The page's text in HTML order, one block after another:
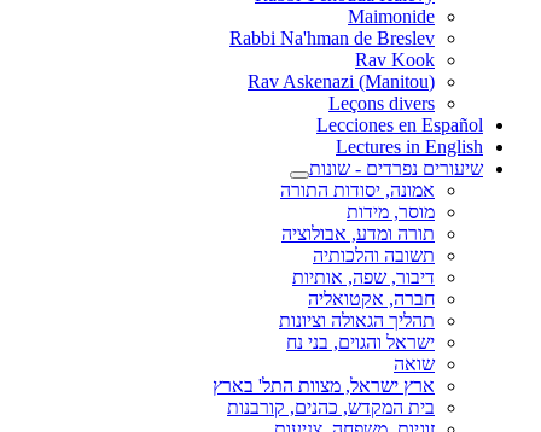
Maimonide
Rabbi Na'hman de Breslev
Rav Kook
(Rav Askenazi (Manitou
Leçons divers
Lecciones en Español
Lectures in English
שיעורים נפרדים - שונות
אמונה, יסודות התורה
מוסר, מידות
תורה ומדע, אבולוציה
תשובה והלכותיה
דיבור, שפה, אותיות
חברה, אקטואליה
תהליך הגאולה וציונות
ישראל והגוים, בני נח
שואה
ארץ ישראל, מצוות התל' בארץ
בית המקדש, כהנים, קורבנות